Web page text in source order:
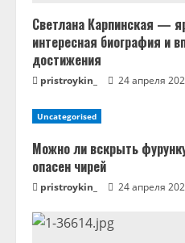
Светлана Карпинская —
интересная биография и
достижения
pristroykin_ 24 апреля
Uncategorised
Можно ли вскрыть
опасен чирей
pristroykin_ 24 апреля